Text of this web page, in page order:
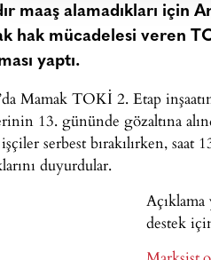
maaş alamadıkları için
hak mücadelesi veren
yaptı.
Mamak TOKİ 2. Etap
13. gününde gözaltına
serbest bırakılırken, saat
duyurdular.
destek